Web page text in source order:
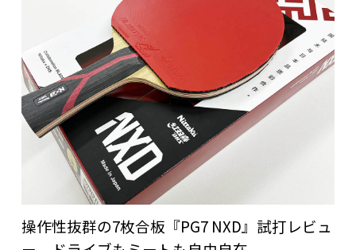
操作性抜群の7枚合板『PG7 NXD』試打レビュ